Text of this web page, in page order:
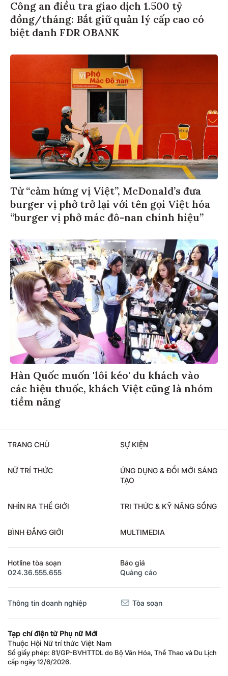
Công an điều tra giao dịch 1.500 tỷ
đồng/tháng: Bắt giữ quản lý cấp cao có
biệt danh FDR OBANK
Từ “cảm hứng vị Việt”, McDonald’s đưa
burger vị phở trở lại với tên gọi Việt hóa
“burger vị phở mác đô-nan chính hiệu”
Hàn Quốc muốn 'lôi kéo' du khách vào
các hiệu thuốc, khách Việt cũng là nhóm
tiềm năng
TRANG CHỦ SỰ KIỆN
NỮ TRÍ THỨC
ỨNG DỤNG & ĐỔI MỚI SÁNG
TẠO
NHÌN RA THẾ GIỚI TRI THỨC & KỸ NĂNG SỐNG
BÌNH ĐẲNG GIỚI MULTIMEDIA
Hotline tòa soạn
024.36.555.655
Báo giá
Quảng cáo
Thông tin doanh nghiệp Tòa soạn
Tạp chí điện tử Phụ nữ Mới
Thuộc Hội Nữ trí thức Việt Nam
Số giấy phép: 81/GP-BVHTTDL do Bộ Văn Hóa, Thể Thao và Du Lịch
cấp ngày 12/6/2026.